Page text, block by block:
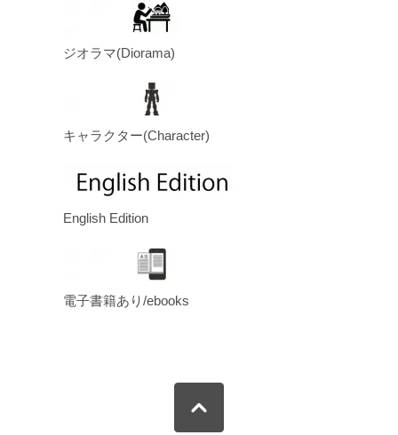
ジオラマ(Diorama)
キャラクター(Character)
English Edition
電子書籍あり/ebooks